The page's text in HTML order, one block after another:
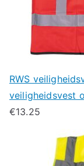
RWS
veiligheidsvest
€13.25